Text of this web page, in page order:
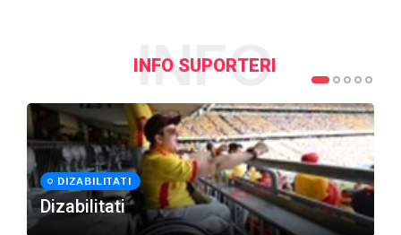
INFO SUPORTERI
INFO
DIZABILITATI
Dizabilitati